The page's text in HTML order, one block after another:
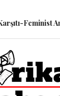
Feminist